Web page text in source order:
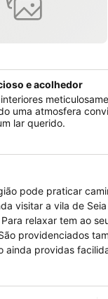
e acolhedor
uma atmosfera
lar querido.
pode praticar
visitar a vila de
relaxar tem ao
providenciados
providas